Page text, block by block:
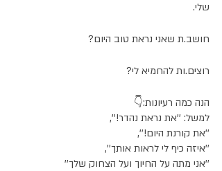
שלי.
חושב.ת שאני נראת טוב היום?
רוצים.ות להחמיא לי?
הנה כמה רעיונות:👇
למשל: ''את נראת נהדר!'',
''את קורנת היום!'',
''איזה כיף לי לראות אותך'',
''אני מתה על החיוך ועל הצחוק שלך''